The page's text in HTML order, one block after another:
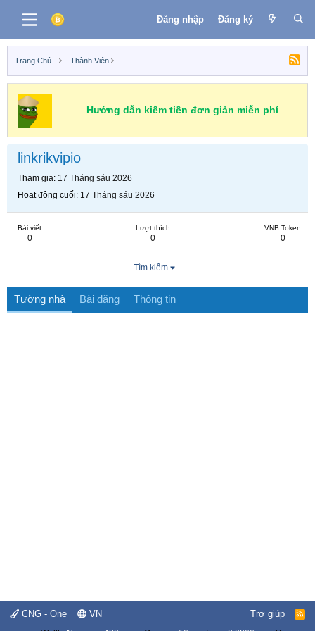
Đăng nhập Đăng ký
Trang Chủ Thành Viên
Hướng dẫn kiếm tiền đơn giản miễn phí
linkrikvipio
Tham gia 17 Tháng sáu 2026
Hoạt động cuối 17 Tháng sáu 2026
Bài viết
0
Lượt thích
0
VNB Token
0
Tìm kiếm
Tường nhà Bài đăng Thông tin
CNG - One VN Trợ giúp
R